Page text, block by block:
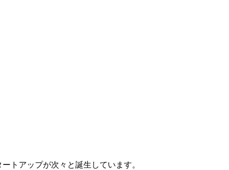
トアップが次々と誕生しています。